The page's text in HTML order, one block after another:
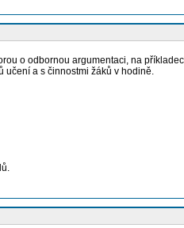
o odbornou argumentaci, na
učení a s činnostmi žáků v hodině.